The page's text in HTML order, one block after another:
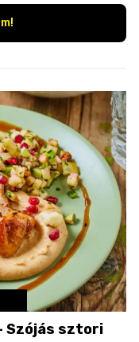
Szójás sztori